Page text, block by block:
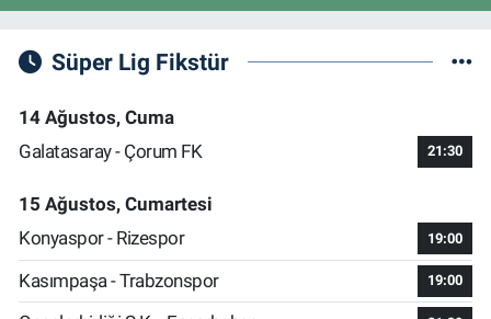
Süper Lig Fikstür
14 Ağustos, Cuma
Galatasaray - Çorum FK
21:30
15 Ağustos, Cumartesi
Konyaspor - Rizespor
19:00
Kasımpaşa - Trabzonspor 19:00